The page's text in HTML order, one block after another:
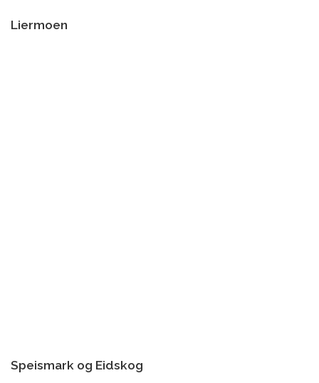
Liermoen
Speismark og Eidskog